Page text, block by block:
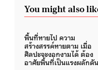
You might also
พื้นที่หายไป ความ
สร้างสรรค์หายตาม เมื่อ
ศิลปะจะงอกงามได้ ต้อง
อาศัยพื้นที่เป็นแรงผลักดัน